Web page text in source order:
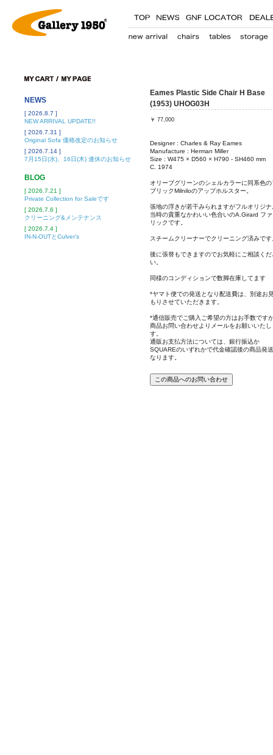
NEWS
[ 2026.8.7 ]
NEW ARRIVAL UPDATE!!
[ 2026.7.31 ]
Original Sofa 価格改定のお知らせ
[ 2026.7.14 ]
7月15日(水)、16日(木) 連休のお知らせ
BLOG
[ 2026.7.21 ]
Private Collection for Saleです
[ 2026.7.6 ]
クリーニング&メンテナンス
[ 2026.7.4 ]
IN-N-OUTとCulver’s
Eames Plastic Side Chair H Base
(1953) UHOG03H
￥ 77,000
Designer : Charles & Ray Eames
Manufacture : Herman Miller
Size : W475 × D560 × H790 - SH460 mm
C. 1974
オリーブグリーンのシェルカラーに同系色の
ブリックMilniloのアップホルスター。
張地の浮きが若干みられますがフルオリジナ
当時の貴重なかわいい色合いのA.Girard フ
リックです。
スチームクリーナーでクリーニング済みです
後に張替もできますのでお気軽にご相談くだ
い。
同様のコンディションで数脚在庫してます
*ヤマト便での発送となり配送費は、別途お
もりさせていただきます。
*通信販売でご購入ご希望の方はお手数です
商品お問い合わせよりメールをお願いいたし
す。
通販お支払方法については、銀行振込か
SQUAREのいずれかで代金確認後の商品発
なります。
この商品へのお問い合わせ